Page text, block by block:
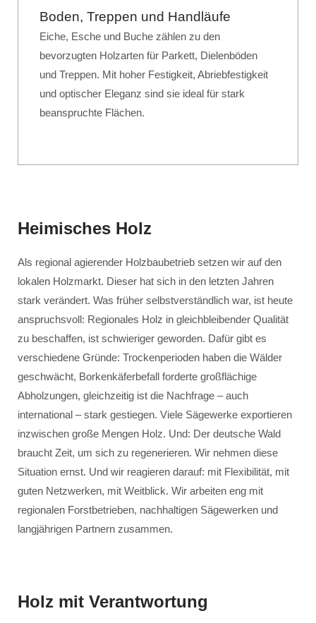
Boden, Treppen und Handläufe
Eiche, Esche und Buche zählen zu den
bevorzugten Holzarten für Parkett, Dielenböden
und Treppen. Mit hoher Festigkeit, Abriebfestigkeit
und optischer Eleganz sind sie ideal für stark
beanspruchte Flächen.
Heimisches Holz
Als regional agierender Holzbaubetrieb setzen wir auf den
lokalen Holzmarkt. Dieser hat sich in den letzten Jahren
stark verändert. Was früher selbstverständlich war, ist heute
anspruchsvoll: Regionales Holz in gleichbleibender Qualität
zu beschaffen, ist schwieriger geworden. Dafür gibt es
verschiedene Gründe: Trockenperioden haben die Wälder
geschwächt, Borkenkäferbefall forderte großflächige
Abholzungen, gleichzeitig ist die Nachfrage – auch
international – stark gestiegen. Viele Sägewerke exportieren
inzwischen große Mengen Holz. Und: Der deutsche Wald
braucht Zeit, um sich zu regenerieren. Wir nehmen diese
Situation ernst. Und wir reagieren darauf: mit Flexibilität, mit
guten Netzwerken, mit Weitblick. Wir arbeiten eng mit
regionalen Forstbetrieben, nachhaltigen Sägewerken und
langjährigen Partnern zusammen.
Holz mit Verantwortung